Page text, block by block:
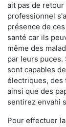
ait pas de
professionnel
présence de
santé car ils
même des
par leurs
sont capables
électriques, des
ainsi que des
sentirez envahi
Pour effectuer